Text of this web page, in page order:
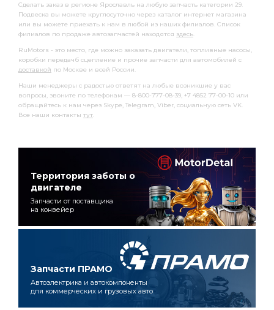
Сделать заказ в регионе Ярославль на любую запчасть категории 29.
Подвеска вы можете круглосуточно через каталог интернет магазина
или вы можете приехать к нам в любой из наших филиалов. Список
филиалов по продаже автозапчастей находятся здесь.
RuMotors - это место, где можно заказать двигатели, топливные насосы,
коробки передачб сцепление и прочие запчасти для автомобилей с
доставкой по Москве и всей России.
Наши менеджеры с радостью ответят на любые возникшие у вас
вопросы, звоните по телефонам — 8-800-777-08-39, +7 4852 77-00-10 или
обращайтесь к нам через Skype, Telegram, Viber, социальную сеть VK.
Все наши контакты тут.
Территория заботы о
двигателе
Запчасти от поставщика
на конвейер
Запчасти ПРАМО
Автоэлектрика и автокомпоненты
для коммерческих и грузовых авто